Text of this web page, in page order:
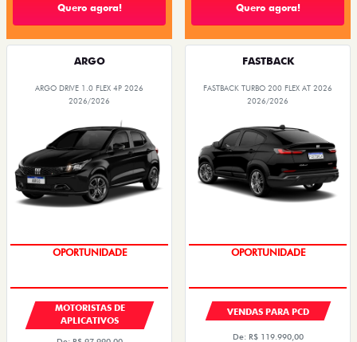
Quero agora! Quero agora!
ARGO
ARGO DRIVE 1.0 FLEX 4P 2026
2026/2026
OPORTUNIDADE
MOTORISTAS DE
APLICATIVOS
FASTBACK
FASTBACK TURBO 200 FLEX AT 2026
2026/2026
OPORTUNIDADE
VENDAS PARA PCD
De: R$ 119.990,00